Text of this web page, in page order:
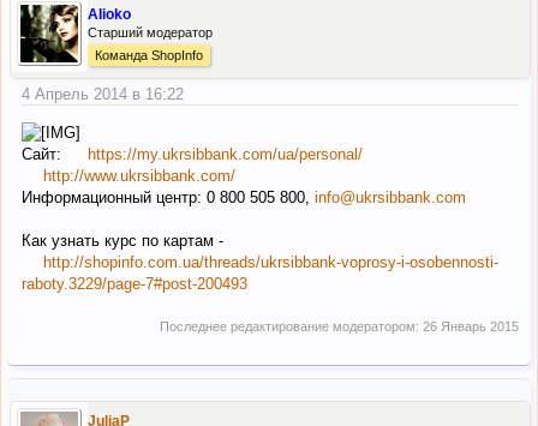
Alioko
Старший модератор
Команда ShopInfo
4 Апрель 2014 в 16:22
Сайт:
https://my.ukrsibbank.com/ua/personal/
http://www.ukrsibbank.com/
Информационный центр: 0 800 505 800, info@ukrsibbank.com
Как узнать курс по картам -
http://shopinfo.com.ua/threads/ukrsibbank-voprosy-i-osobennosti-
raboty.3229/page-7#post-200493
Последнее редактирование модератором: 26 Январь 2015
JuliaP